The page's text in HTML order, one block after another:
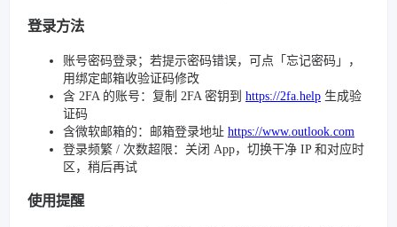
登录方法
账号密码登录；若提示密码错误，可点「忘记密码」，
用绑定邮箱收验证码修改
含 2FA 的账号：复制 2FA 密钥到 https://2fa.help 生成验
证码
含微软邮箱的：邮箱登录地址 https://www.outlook.com
登录频繁 / 次数超限：关闭 App，切换干净 IP 和对应时
区，稍后再试
使用提醒